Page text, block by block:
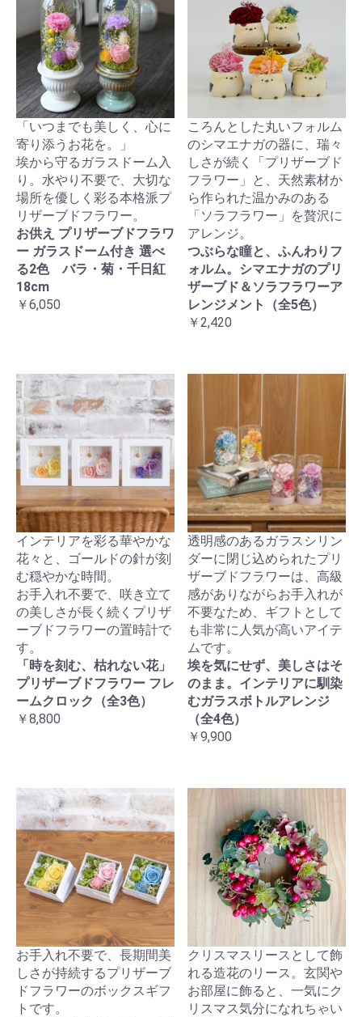
「いつまでも美しく、心に
寄り添うお花を。」
埃から守るガラスドーム入
り。水やり不要で、大切な
場所を優しく彩る本格派プ
リザーブドフラワー。
お供え プリザーブドフラワ
ー ガラスドーム付き 選べ
る2色 バラ・菊・千日紅
18cm
￥6,050
ころんとした丸いフォルム
のシマエナガの器に、瑞々
しさが続く「プリザーブド
フラワー」と、天然素材か
ら作られた温かみのある
「ソラフラワー」を贅沢に
アレンジ。
つぶらな瞳と、ふんわりフ
ォルム。シマエナガのプリ
ザーブド＆ソラフラワーア
レンジメント（全5色）
￥2,420
インテリアを彩る華やかな
花々と、ゴールドの針が刻
む穏やかな時間。
お手入れ不要で、咲き立て
の美しさが長く続くプリザ
ーブドフラワーの置時計で
す。
「時を刻む、枯れない花」
プリザーブドフラワー フレ
ームクロック（全3色）
￥8,800
透明感のあるガラスシリン
ダーに閉じ込められたプリ
ザーブドフラワーは、高級
感がありながらお手入れが
不要なため、ギフトとして
も非常に人気が高いアイテ
ムです。
埃を気にせず、美しさはそ
のまま。インテリアに馴染
むガラスボトルアレンジ
（全4色）
￥9,900
お手入れ不要で、長期間美
しさが持続するプリザーブ
ドフラワーのボックスギフ
トです。
クリスマスリースとして飾
れる造花のリース。玄関や
お部屋に飾ると、一気にク
リスマス気分になれちゃい